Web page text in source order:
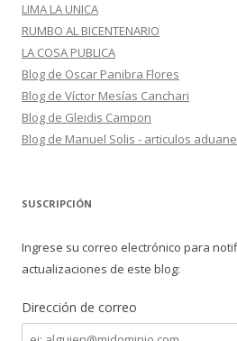
LIMA LA UNICA
RUMBO AL BICENTENARIO
LA COSA PUBLICA
Blog de Oscar Panibra Flores
Blog de Víctor Mesías Canchari
Blog de Gleidis Campon
Blog de Manuel Solis - articulos
SUSCRIPCIÓN
Ingrese su correo electrónico para
actualizaciones de este blog:
Dirección de correo
Dirección